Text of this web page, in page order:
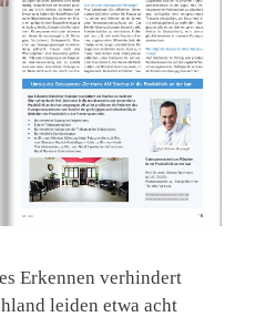
Erkennen verhindert
leiden etwa acht